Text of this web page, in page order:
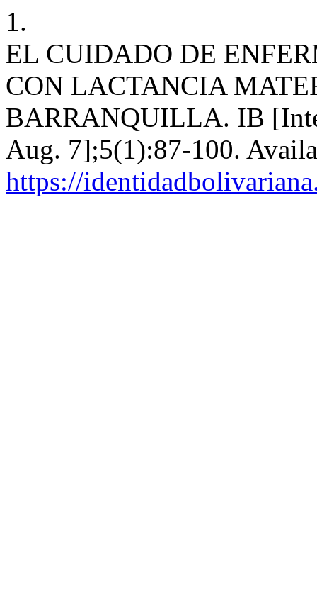
1.
EL CUIDADO DE
CON LACTANCIA
BARRANQUILLA. IB
Aug. 7];5(1):87-100.
https://